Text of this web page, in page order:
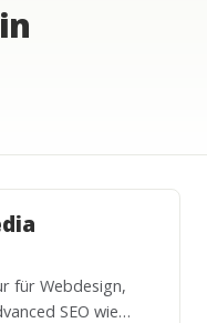
für Webdesign,
SEO wie